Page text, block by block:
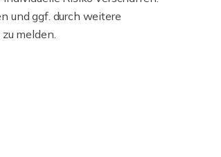
und ggf. durch weitere
melden.